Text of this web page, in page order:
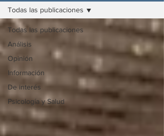
Todas las publicaciones
Análisis
Opinión
Información
De interés
Psicología y Salud
Todas las publicaciones